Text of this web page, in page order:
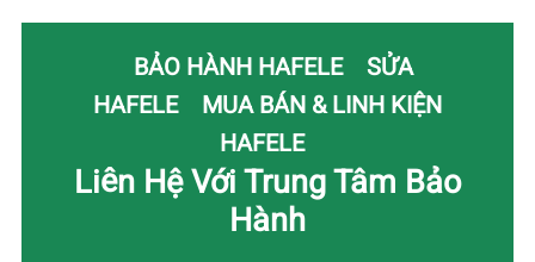
BẢO HÀNH HAFELE
SỬA
HAFELE
MUA BÁN & LINH KIỆN
HAFELE
Liên Hệ Với Trung Tâm Bảo
Hành